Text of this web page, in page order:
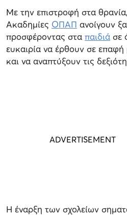
Με την επιστροφή στα
Ακαδημίες ΟΠΑΠ ανοίγουν
προσφέροντας στα παιδιά σε
ευκαιρία να έρθουν σε επαφή
και να αναπτύξουν τις
Η έναρξη των σχολείων